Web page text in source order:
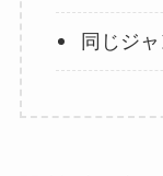
同じジ